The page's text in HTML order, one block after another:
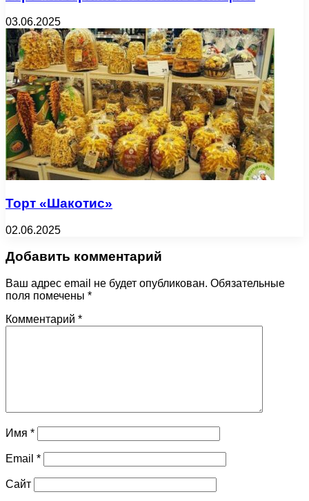
03.06.2025
Торт «Шакотис»
02.06.2025
Добавить комментарий
Ваш адрес email не будет опубликован. Обязательные
поля помечены *
Комментарий *
Имя *
Email *
Сайт